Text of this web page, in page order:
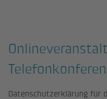
Datenschutzerklärung für